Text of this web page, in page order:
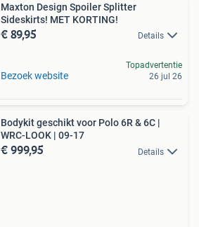
Maxton Design Spoiler Splitter
Sideskirts! MET KORTING!
€ 89,95 Details
Bezoek website
Topadvertentie
26 jul 26
Bodykit geschikt voor Polo 6R & 6C |
WRC-LOOK | 09-17
€ 999,95 Details